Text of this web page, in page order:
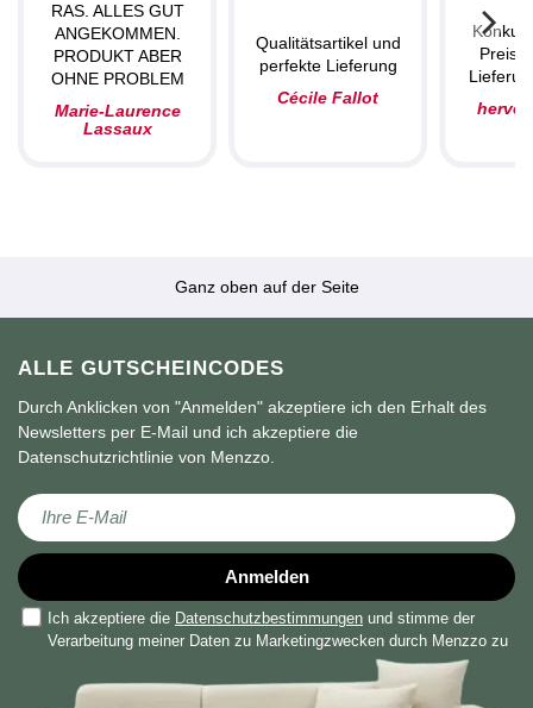
RAS. ALLES GUT
ANGEKOMMEN.
PRODUKT ABER
OHNE PROBLEM
Marie-Laurence
Lassaux
Qualitätsartikel und
perfekte Lieferung
Cécile Fallot
herve
Ganz oben auf der Seite
ALLE GUTSCHEINCODES
Durch Anklicken von "Anmelden" akzeptiere ich den Erhalt des
Newsletters per E-Mail und ich akzeptiere die
Datenschutzrichtlinie von Menzzo.
Melden Sie sich für unseren Newsletter an:
Anmelden
Ich akzeptiere die Datenschutzbestimmungen und stimme der
Verarbeitung meiner Daten zu Marketingzwecken durch Menzzo zu